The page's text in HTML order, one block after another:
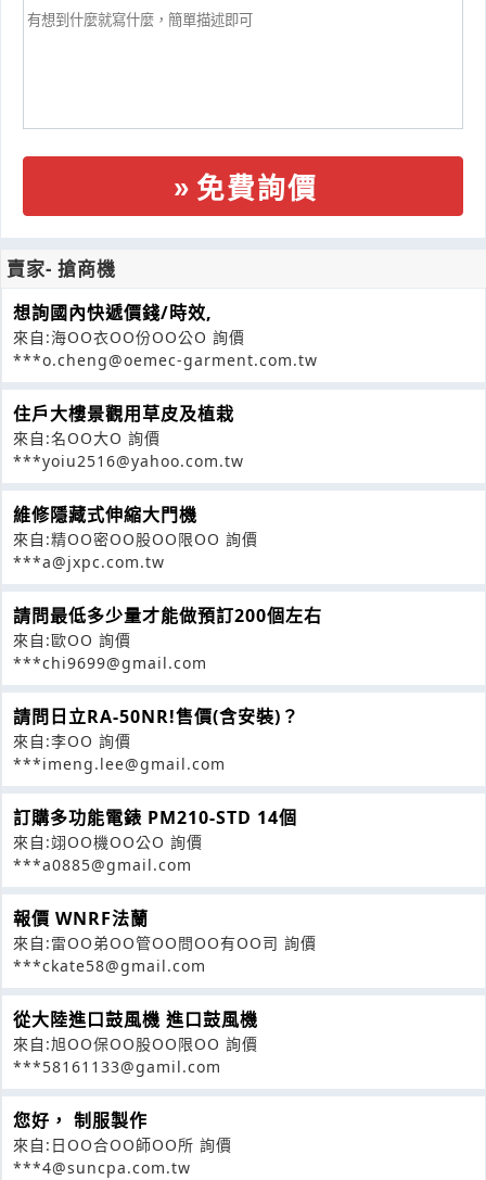
免費詢價
賣家- 搶商機
想詢國內快遞價錢/時效,
來自:海OO衣OO份OO公O 詢價
***o.cheng@oemec-garment.com.tw
住戶大樓景觀用草皮及植栽
來自:名OO大O 詢價
***yoiu2516@yahoo.com.tw
維修隱藏式伸縮大門機
來自:精OO密OO股OO限OO 詢價
***a@jxpc.com.tw
請問最低多少量才能做預訂200個左右
來自:歐OO 詢價
***chi9699@gmail.com
請問日立RA-50NR!售價(含安裝)？
來自:李OO 詢價
***imeng.lee@gmail.com
訂購多功能電錶 PM210-STD 14個
來自:翊OO機OO公O 詢價
***a0885@gmail.com
報價 WNRF法蘭
來自:雷OO弟OO管OO問OO有OO司 詢價
***ckate58@gmail.com
從大陸進口鼓風機 進口鼓風機
來自:旭OO保OO股OO限OO 詢價
***58161133@gamil.com
您好， 制服製作
來自:日OO合OO師OO所 詢價
***4@suncpa.com.tw